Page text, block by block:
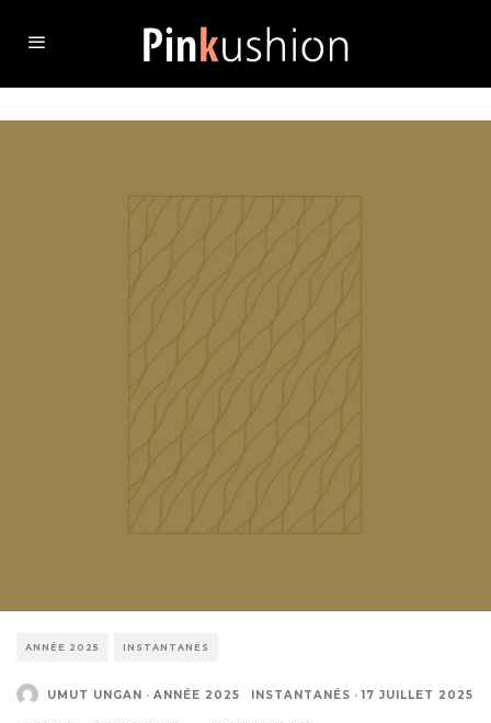
ANNÉE 2025 INSTANTANÉS
UMUT UNGAN · ANNÉE 2025 INSTANTANÉS · 17 JUILLET 2025